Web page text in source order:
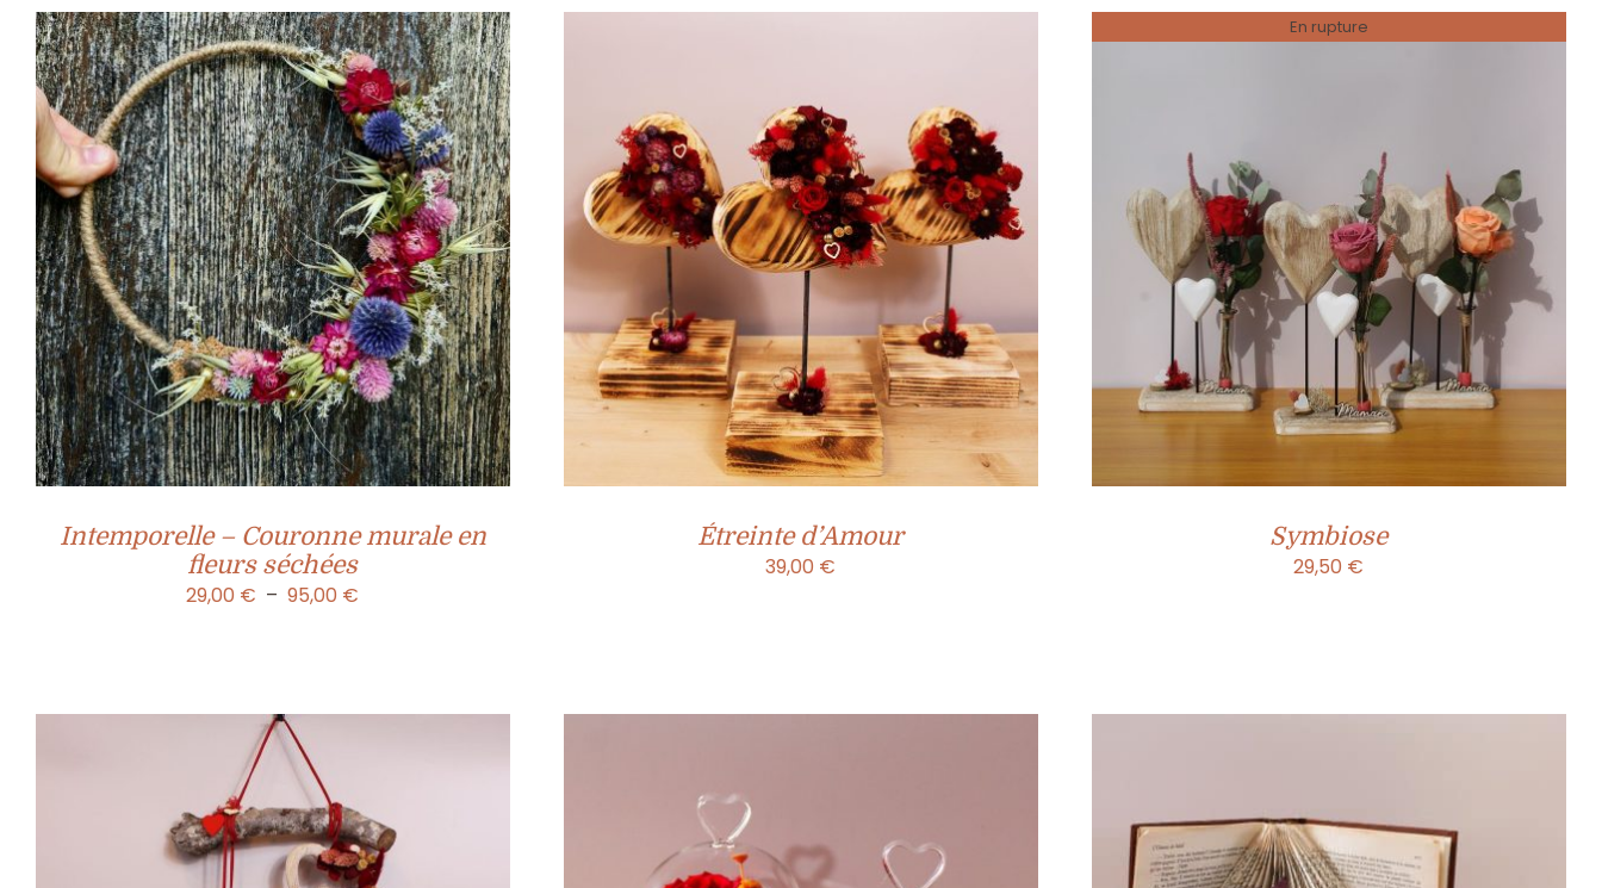
à
29,00 €
Intemporelle – Couronne murale en
fleurs séchées
29,00 € – 95,00 €
Étreinte d’Amour
39,00 €
En rupture
Symbiose
29,50 €